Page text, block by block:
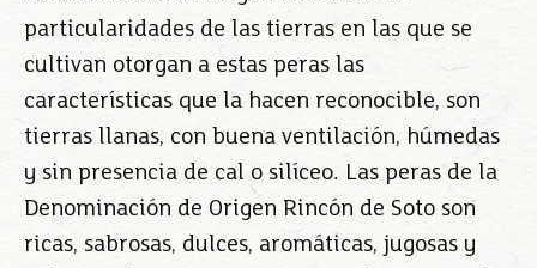
particularidades de las tierras en las que se
cultivan otorgan a estas peras las
características que la hacen reconocible, son
tierras llanas, con buena ventilación, húmedas
y sin presencia de cal o silíceo. Las peras de la
Denominación de Origen Rincón de Soto son
ricas, sabrosas, dulces, aromáticas, jugosas y